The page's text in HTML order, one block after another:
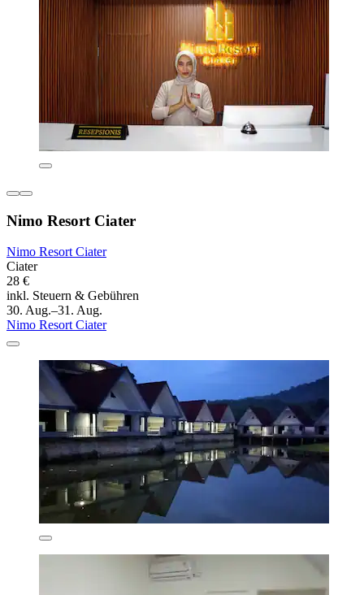
Nimo Resort Ciater
Nimo Resort Ciater
Ciater
28 €
inkl. Steuern & Gebühren
30. Aug.–31. Aug.
Nimo Resort Ciater